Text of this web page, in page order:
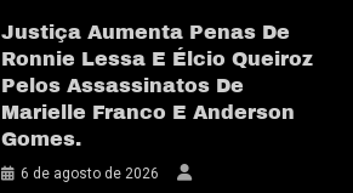
Justiça Aumenta Penas De
Ronnie Lessa E Élcio Queiroz
Pelos Assassinatos De
Marielle Franco E Anderson
Gomes.
6 de agosto de 2026